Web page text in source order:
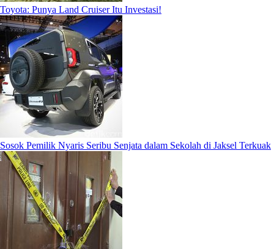
Toyota: Punya Land Cruiser Itu Investasi!
Sosok Pemilik Nyaris Seribu Senjata dalam Sekolah di Jaksel Terkuak